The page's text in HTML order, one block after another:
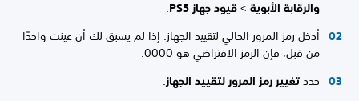
والرقابة الأبوية>قيود جهاز PS5
.
أدخل رمز المرور الحالي لتقييد الجهاز. إذا لم يسبق لك أن عينت واحدًا
من قبل، فإن الرمز الافتراضي هو 0000.
حددتغيير رمز المرور لتقييد الجهاز.